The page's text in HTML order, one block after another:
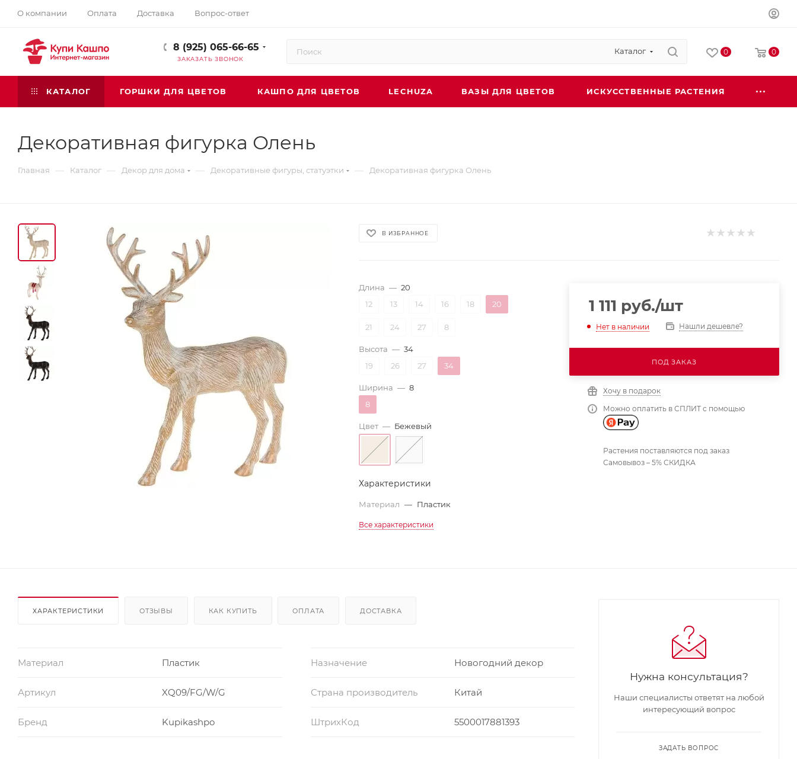
О компании Оплата Доставка Вопрос-ответ
8 (925) 065-66-65
ЗАКАЗАТЬ ЗВОНОК
Каталог 0 0
КАТАЛОГ ГОРШКИ ДЛЯ ЦВЕТОВ КАШПО ДЛЯ ЦВЕТОВ LECHUZA ВАЗЫ ДЛЯ ЦВЕТОВ ИСКУССТВЕННЫЕ РАСТЕНИЯ
Декоративная фигурка Олень
Главная — Каталог — Декор для дома — Декоративные фигуры, статуэтки — Декоративная фигурка Олень
В ИЗБРАННОЕ
Длина — 20
12
13 14 16 18 20
21 24 27 8
Высота — 34
19
26 27 34
Ширина — 8
8
Цвет — Бежевый
Характеристики
Материал — Пластик
Все характеристики
1 111 руб./шт
Нет в наличии Нашли дешевле?
ПОД ЗАКАЗ
Хочу в подарок
Можно оплатить в СПЛИТ с помощью
Растения поставляются под заказ
Самовывоз – 5% СКИДКА
ХАРАКТЕРИСТИКИ ОТЗЫВЫ КАК КУПИТЬ ОПЛАТА ДОСТАВКА
Материал Пластик Назначение Новогодний декор
Артикул XQ09/FG/W/G Страна производитель Китай
Бренд Kupikashpo ШтрихКод 5500017881393
Нужна консультация?
Наши специалисты ответят на любой
интересующий вопрос
ЗАДАТЬ ВОПРОС